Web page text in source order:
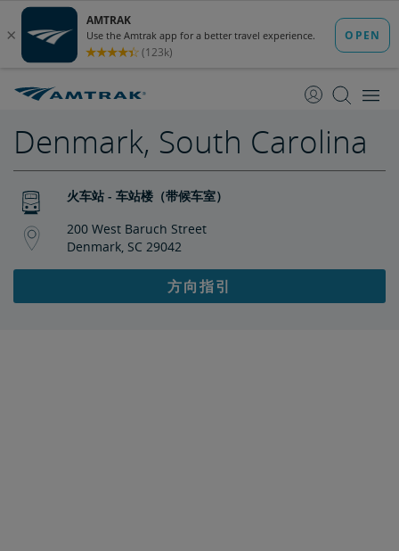
至
至
Denmark, South Carolina
火车站 - 车站楼（带候车室）
200 West Baruch Street
Denmark, SC 29042
方向指引